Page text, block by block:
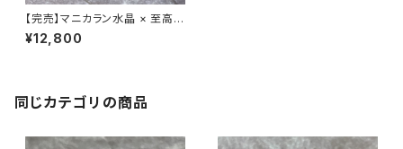
【完売】マニカラン水晶 × 至高の
天珠 ブレスレット【一点物】
¥12,800
同じカテゴリの商品